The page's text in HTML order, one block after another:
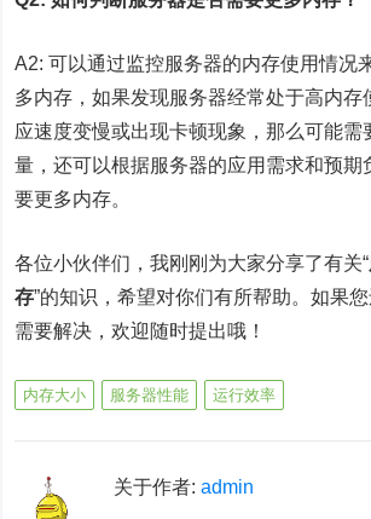
A2: 可以通过监控服务器的内存使用情况
多内存，如果发现服务器经常处于高内存
应速度变慢或出现卡顿现象，那么可能需
量，还可以根据服务器的应用需求和预期
要更多内存。
各位小伙伴们，我刚刚为大家分享了有关“
存”的知识，希望对你们有所帮助。如果
需要解决，欢迎随时提出哦！
内存大小 服务器性能 运行效率
关于作者:admin